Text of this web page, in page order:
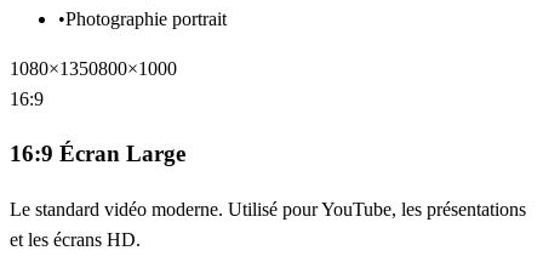
•Photographie portrait
1080×1350800×1000
16:9
16:9 Écran Large
Le standard vidéo moderne. Utilisé pour YouTube, les présentations
et les écrans HD.